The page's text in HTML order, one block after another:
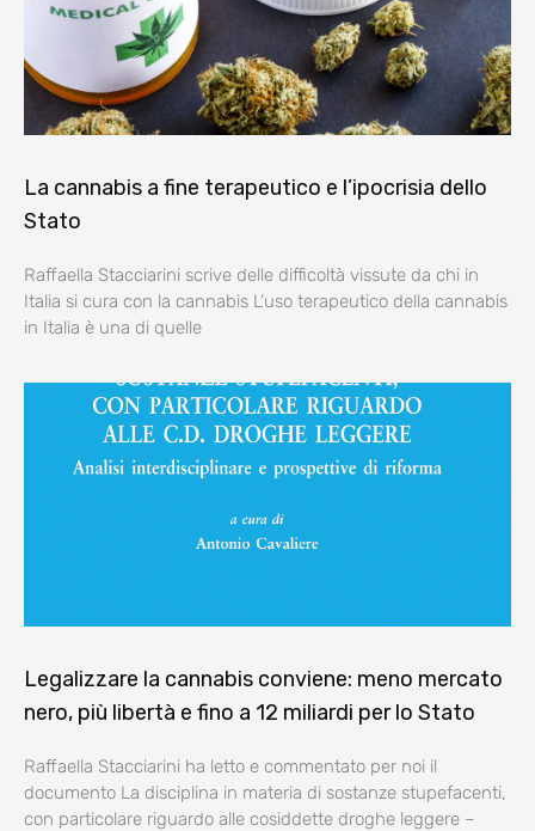
La cannabis a fine terapeutico e l’ipocrisia dello
Stato
Raffaella Stacciarini scrive delle difficoltà vissute da chi in
Italia si cura con la cannabis L’uso terapeutico della cannabis
in Italia è una di quelle
Legalizzare la cannabis conviene: meno mercato
nero, più libertà e fino a 12 miliardi per lo Stato
Raffaella Stacciarini ha letto e commentato per noi il
documento La disciplina in materia di sostanze stupefacenti,
con particolare riguardo alle cosiddette droghe leggere –